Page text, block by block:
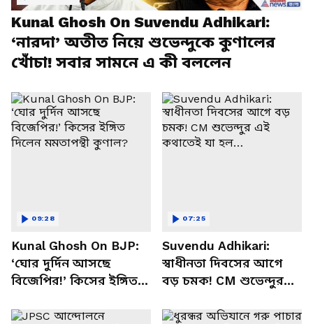
Kunal Ghosh On Suvendu Adhikari:
‘নারদা’ অতীত নিয়ে শুভেন্দুকে কুণালের
খোঁচা! সবার সামনে এ কী বললেন
Kunal Ghosh On BJP:
‘ঘোর দুর্দিন আসছে
বিজেপির!’ কিসের ইঙ্গিত
09:28
Suvendu Adhikari:
স্বাধীনতা দিবসের আগে
বড় চমক! CM শুভেন্দুর
07:25